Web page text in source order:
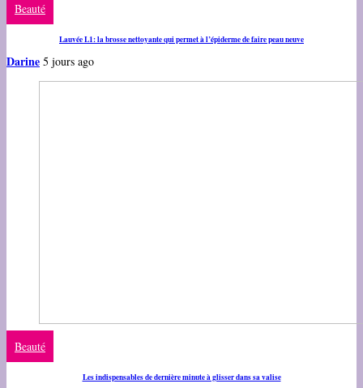
Beauté
Lauvée L1: la brosse nettoyante qui permet à l’épiderme de faire peau neuve
Darine 5 jours ago
Beauté
Les indispensables de dernière minute à glisser dans sa valise